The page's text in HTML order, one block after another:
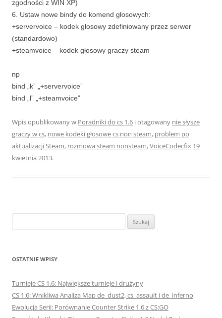
zgodności z WIN XP)
6. Ustaw nowe bindy do komend głosowych:
+servervoice – kodek głosowy zdefiniowany przez serwer
(standardowo)
+steamvoice – kodek głosowy graczy steam
np
bind „k” „+servervoice”
bind „l” „+steamvoice”
Wpis opublikowany w Poradniki do cs 1.6 i otagowany nie słysze
graczy w cs, nowe kodeki głosowe cs non steam, problem po
aktualizacji Steam, rozmowa steam nonsteam,VoiceCodecfix 19
kwietnia 2013.
OSTATNIE WPISY
Turnieje CS 1.6: Największe turnieje i drużyny
CS 1.6: Wnikliwa Analiza Map de_dust2, cs_assault i de_inferno
Ewolucja Serii: Porównanie Counter Strike 1.6 z CS:GO